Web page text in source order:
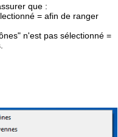
que :
= afin de ranger
n'est pas sélectionné =